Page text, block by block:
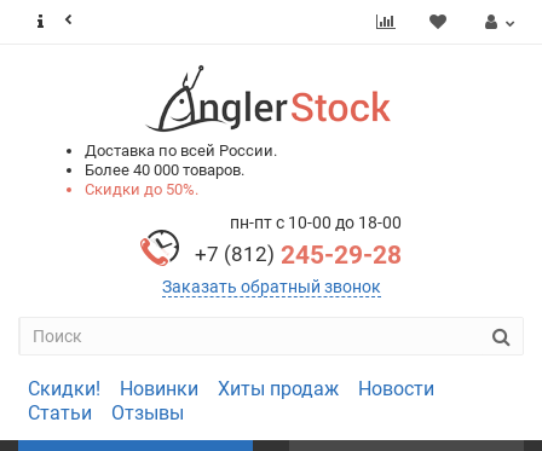
Доставка по всей России.
Более 40 000 товаров.
Скидки до 50%.
пн-пт с 10-00 до 18-00
+7 (812) 245-29-28
Заказать обратный звонок
Скидки! Новинки Хиты продаж
Новости
Статьи
Отзывы